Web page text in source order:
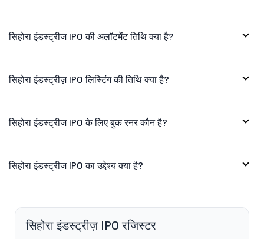
सिहोरा इंडस्ट्रीज IPO की अलॉटमेंट तिथि क्या है?
सिहोरा इंडस्ट्रीज़ IPO लिस्टिंग की तिथि क्या है?
सिहोरा इंडस्ट्रीज IPO के लिए बुक रनर कौन है?
सिहोरा इंडस्ट्रीज IPO का उद्देश्य क्या है?
सिहोरा इंडस्ट्रीज़ IPO रजिस्टर